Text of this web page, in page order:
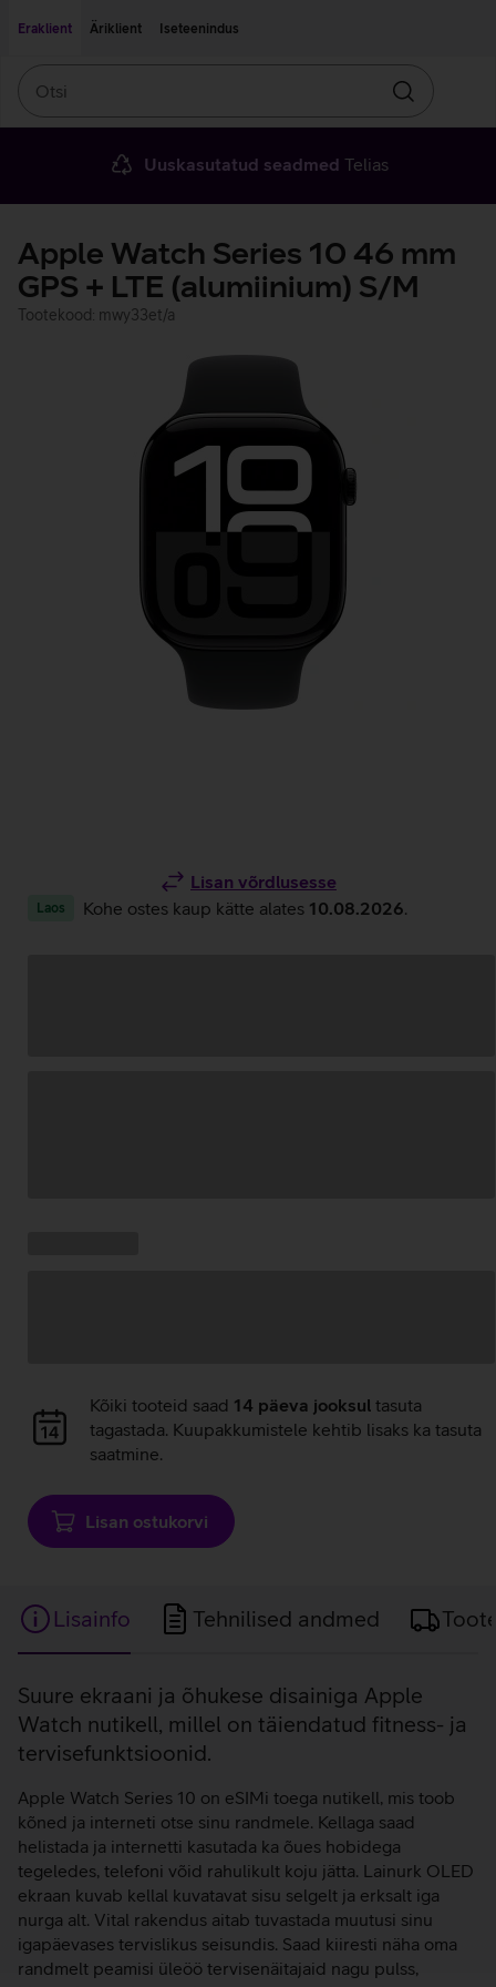
Eraklient
Äriklient Iseteenindus
Otsin
Uuskasutatud seadmed Telias
Apple Watch Series 10 46 mm
GPS + LTE (alumiinium) S/M
Tootekood: mwy33et/a
Lisan võrdlusesse
Laos Kohe ostes kaup kätte alates 10.08.2026
Andmete
laadimine
Kõiki tooteid saad 14 päeva jooksul tasuta
tagastada. Kuupakkumistele kehtib lisaks ka tasuta
saatmine.
Lisan ostukorvi
Lisainfo Tehnilised andmed
Lisainfo
Suure ekraani ja õhukese disainiga Apple
Watch nutikell, millel on täiendatud fitness- ja
tervisefunktsioonid.
Apple Watch Series 10 on eSIMi toega nutikell, mis toob
kõned ja interneti otse sinu randmele. Kellaga saad
helistada ja internetti kasutada ka õues hobidega
tegeledes, telefoni võid rahulikult koju jätta. Lainurk OLED
ekraan kuvab kellal kuvatavat sisu selgelt ja erksalt iga
nurga alt. Vital rakendus aitab tuvastada muutusi sinu
igapäevases tervislikus seisundis. Saad kiiresti näha oma
randmelt peamisi üleöö tervisenäitajaid nagu pulss,